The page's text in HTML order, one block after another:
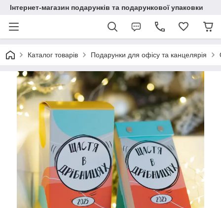
Інтернет-магазин подарунків та подарункової упаковки
Каталог товарів Подарунки для офісу та канцелярія